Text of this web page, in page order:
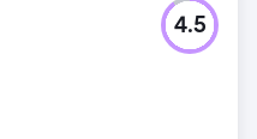
4.5